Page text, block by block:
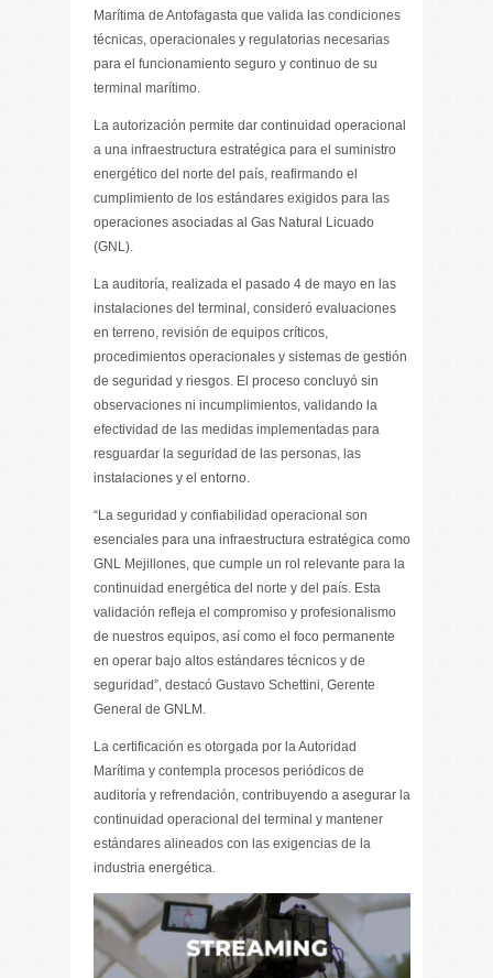
Marítima de Antofagasta que valida las condiciones
técnicas, operacionales y regulatorias necesarias
para el funcionamiento seguro y continuo de su
terminal marítimo.
La autorización permite dar continuidad operacional
a una infraestructura estratégica para el suministro
energético del norte del país, reafirmando el
cumplimiento de los estándares exigidos para las
operaciones asociadas al Gas Natural Licuado
(GNL).
La auditoría, realizada el pasado 4 de mayo en las
instalaciones del terminal, consideró evaluaciones
en terreno, revisión de equipos críticos,
procedimientos operacionales y sistemas de gestión
de seguridad y riesgos. El proceso concluyó sin
observaciones ni incumplimientos, validando la
efectividad de las medidas implementadas para
resguardar la seguridad de las personas, las
instalaciones y el entorno.
“La seguridad y confiabilidad operacional son
esenciales para una infraestructura estratégica como
GNL Mejillones, que cumple un rol relevante para la
continuidad energética del norte y del país. Esta
validación refleja el compromiso y profesionalismo
de nuestros equipos, así como el foco permanente
en operar bajo altos estándares técnicos y de
seguridad”, destacó Gustavo Schettini, Gerente
General de GNLM.
La certificación es otorgada por la Autoridad
Marítima y contempla procesos periódicos de
auditoría y refrendación, contribuyendo a asegurar la
continuidad operacional del terminal y mantener
estándares alineados con las exigencias de la
industria energética.